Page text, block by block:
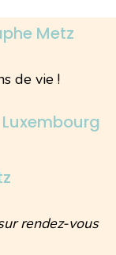
Metz
de vie !
rendez-vous